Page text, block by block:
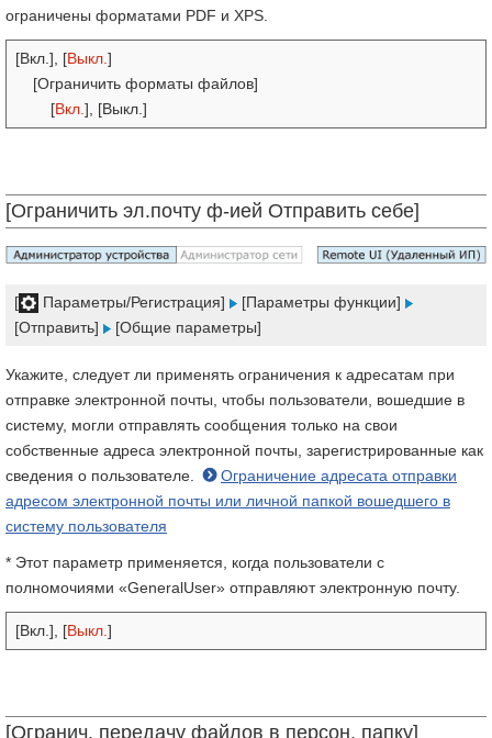
ограничены форматами PDF и XPS.
[Вкл.], [Выкл. ]
[Ограничить форматы файлов]
[Вкл. ], [Выкл.]
[Ограничить эл.почту ф-ией Отправить себе]
[ Параметры/Регистрация]
[Параметры функции]
[Отправить]
[Общие параметры]
Укажите, следует ли применять ограничения к адресатам при
отправке электронной почты, чтобы пользователи, вошедшие в
систему, могли отправлять сообщения только на свои
собственные адреса электронной почты, зарегистрированные как
сведения о пользователе.
Ограничение адресата отправки
адресом электронной почты или личной папкой вошедшего в
систему пользователя
* Этот параметр применяется, когда пользователи с
полномочиями «GeneralUser» отправляют электронную почту.
[Вкл.], [Выкл. ]
[Огранич. передачу файлов в персон. папку]